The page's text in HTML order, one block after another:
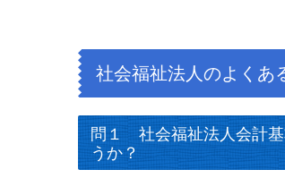
社会福祉法人のよくあ
問１ 社会福祉法人会計基
うか？